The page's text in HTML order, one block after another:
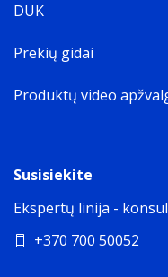
DUK
Prekių gidai
Produktų video
Susisiekite
Ekspertų linija -
+370 700 50052